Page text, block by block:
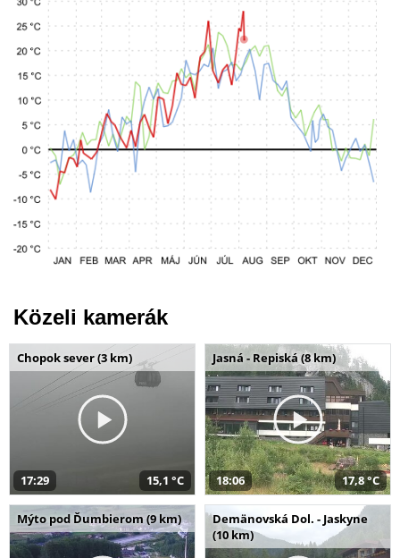
Közeli kamerák
Chopok sever (3 km)
17:29 15,1 °C
Jasná - Repiská (8 km)
18:06 17,8 °C
Mýto pod Ďumbierom (9 km)
Demänovská Dol. - Jaskyne
(10 km)